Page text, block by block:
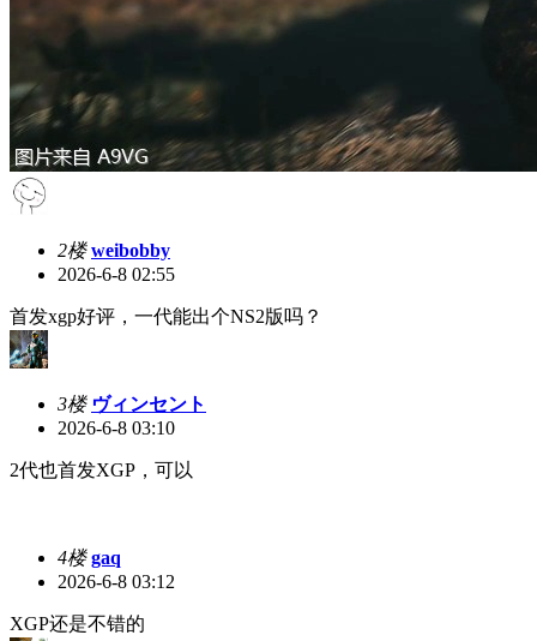
2楼 weibobby
2026-6-8 02:55
首发xgp好评，一代能出个NS2版吗？
3楼 ヴィンセント
2026-6-8 03:10
2代也首发XGP，可以
4楼 gaq
2026-6-8 03:12
XGP还是不错的